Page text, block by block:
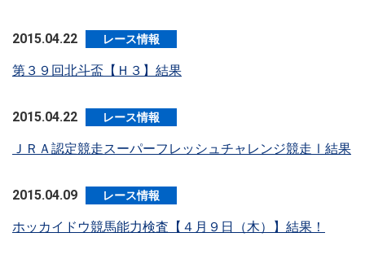
2015.04.22 レース情報
第３９回北斗盃【Ｈ３】結果
2015.04.22 レース情報
ＪＲＡ認定競走スーパーフレッシュチャレンジ競走Ⅰ結果
2015.04.09 レース情報
ホッカイドウ競馬能力検査【４月９日（木）】結果！